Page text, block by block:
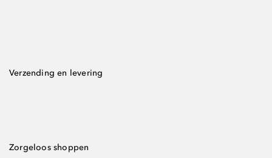
Verzending en levering
Zorgeloos shoppen